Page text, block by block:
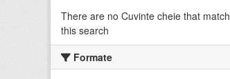
There are no Cuvinte cheie that match
this search
Formate